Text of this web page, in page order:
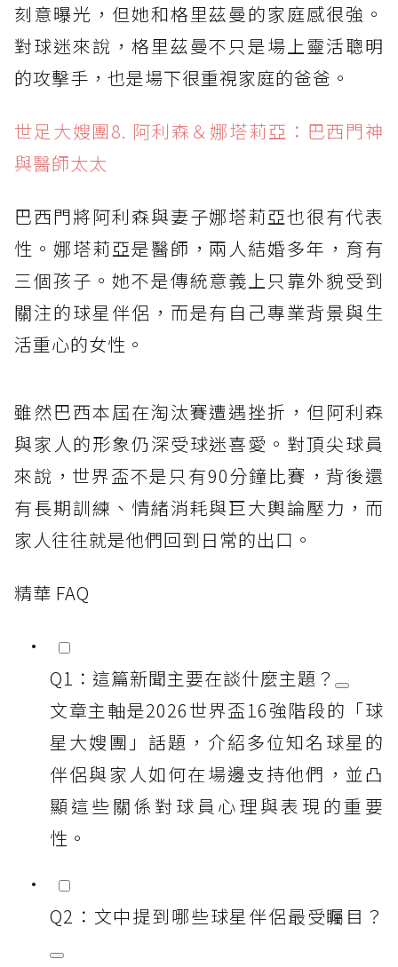
刻意曝光，但她和格里茲曼的家庭感很強。
對球迷來說，格里茲曼不只是場上靈活聰明
的攻擊手，也是場下很重視家庭的爸爸。
世足大嫂團8. 阿利森＆娜塔莉亞：巴西門神
與醫師太太
巴西門將阿利森與妻子娜塔莉亞也很有代表
性。娜塔莉亞是醫師，兩人結婚多年，育有
三個孩子。她不是傳統意義上只靠外貌受到
關注的球星伴侶，而是有自己專業背景與生
活重心的女性。
雖然巴西本屆在淘汰賽遭遇挫折，但阿利森
與家人的形象仍深受球迷喜愛。對頂尖球員
來說，世界盃不是只有90分鐘比賽，背後還
有長期訓練、情緒消耗與巨大輿論壓力，而
家人往往就是他們回到日常的出口。
精華 FAQ
Q1：這篇新聞主要在談什麼主題？
文章主軸是2026世界盃16強階段的「球
星大嫂團」話題，介紹多位知名球星的
伴侶與家人如何在場邊支持他們，並凸
顯這些關係對球員心理與表現的重要
性。
Q2：文中提到哪些球星伴侶最受矚目？